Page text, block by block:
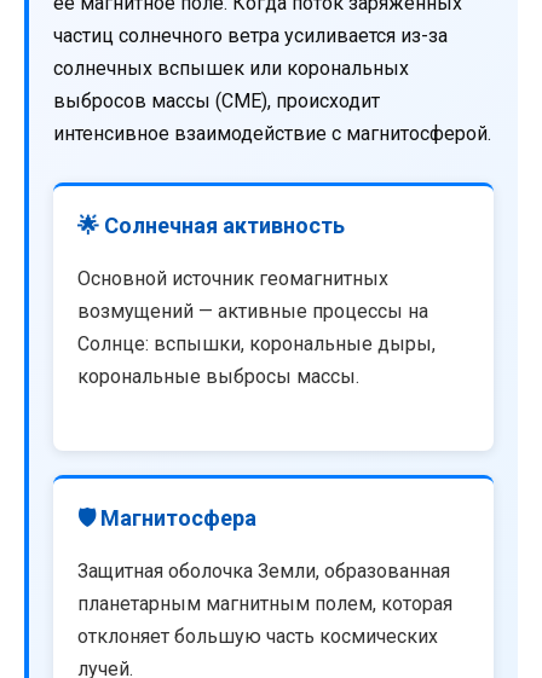
частиц солнечного ветра усиливается из-за
солнечных вспышек или корональных
выбросов массы (CME), происходит
интенсивное взаимодействие с магнитосферой.
🌟 Солнечная активность
Основной источник геомагнитных
возмущений — активные процессы на
Солнце: вспышки, корональные дыры,
корональные выбросы массы.
🛡️ Магнитосфера
Защитная оболочка Земли, образованная
планетарным магнитным полем, которая
отклоняет большую часть космических
лучей.